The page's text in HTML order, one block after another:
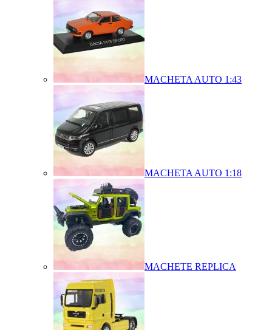
MACHETA AUTO 1:43
MACHETA AUTO 1:18
MACHETE REPLICA